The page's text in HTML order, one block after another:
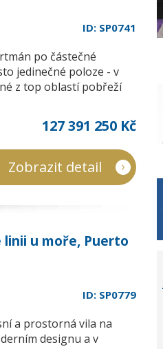
ID: SP0741
po částečné
jedinečné poloze - v
z top oblastí pobřeží
127 391 250 Kč
Zobrazit detail
linii u moře, Puerto
ID: SP0779
a prostorná vila na
designu a v